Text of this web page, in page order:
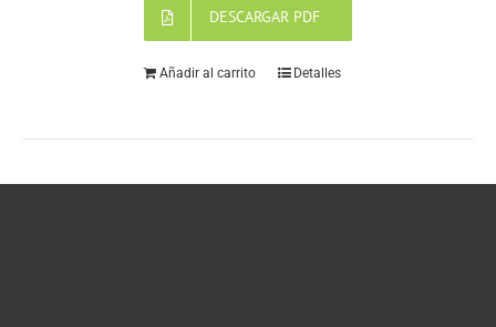
DESCARGAR PDF
Añadir al carrito Detalles